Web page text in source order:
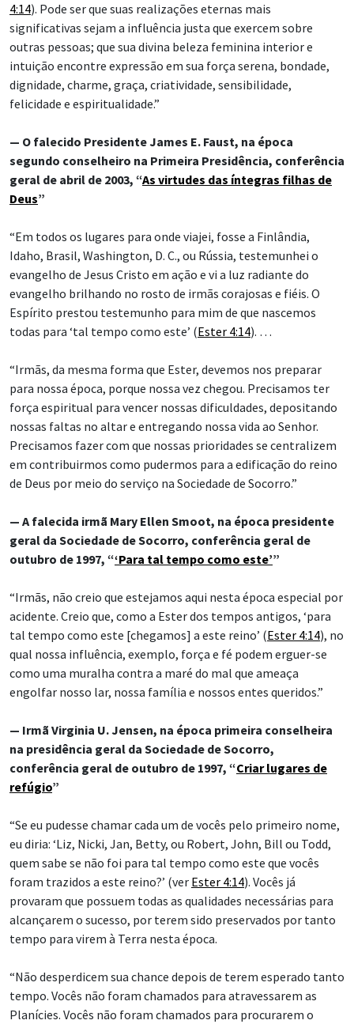
4:14). Pode ser que suas realizações eternas mais
significativas sejam a influência justa que exercem sobre
outras pessoas; que sua divina beleza feminina interior e
intuição encontre expressão em sua força serena, bondade,
dignidade, charme, graça, criatividade, sensibilidade,
felicidade e espiritualidade.”
— O falecido Presidente James E. Faust, na época
segundo conselheiro na Primeira Presidência, conferência
geral de abril de 2003, “As virtudes das íntegras filhas de
Deus”
“Em todos os lugares para onde viajei, fosse a Finlândia,
Idaho, Brasil, Washington, D. C., ou Rússia, testemunhei o
evangelho de Jesus Cristo em ação e vi a luz radiante do
evangelho brilhando no rosto de irmãs corajosas e fiéis. O
Espírito prestou testemunho para mim de que nascemos
todas para ‘tal tempo como este’ (Ester 4:14). …
“Irmãs, da mesma forma que Ester, devemos nos preparar
para nossa época, porque nossa vez chegou. Precisamos ter
força espiritual para vencer nossas dificuldades, depositando
nossas faltas no altar e entregando nossa vida ao Senhor.
Precisamos fazer com que nossas prioridades se centralizem
em contribuirmos como pudermos para a edificação do reino
de Deus por meio do serviço na Sociedade de Socorro.”
— A falecida irmã Mary Ellen Smoot, na época presidente
geral da Sociedade de Socorro, conferência geral de
outubro de 1997, “‘Para tal tempo como este’”
“Irmãs, não creio que estejamos aqui nesta época especial por
acidente. Creio que, como a Ester dos tempos antigos, ‘para
tal tempo como este [chegamos] a este reino’ (Ester 4:14), no
qual nossa influência, exemplo, força e fé podem erguer-se
como uma muralha contra a maré do mal que ameaça
engolfar nosso lar, nossa família e nossos entes queridos.”
— Irmã Virginia U. Jensen, na época primeira conselheira
na presidência geral da Sociedade de Socorro,
conferência geral de outubro de 1997, “Criar lugares de
refúgio”
“Se eu pudesse chamar cada um de vocês pelo primeiro nome,
eu diria: ‘Liz, Nicki, Jan, Betty, ou Robert, John, Bill ou Todd,
quem sabe se não foi para tal tempo como este que vocês
foram trazidos a este reino?’ (ver Ester 4:14). Vocês já
provaram que possuem todas as qualidades necessárias para
alcançarem o sucesso, por terem sido preservados por tanto
tempo para virem à Terra nesta época.
“Não desperdicem sua chance depois de terem esperado tanto
tempo. Vocês não foram chamados para atravessarem as
Planícies. Vocês não foram chamados para procurarem o